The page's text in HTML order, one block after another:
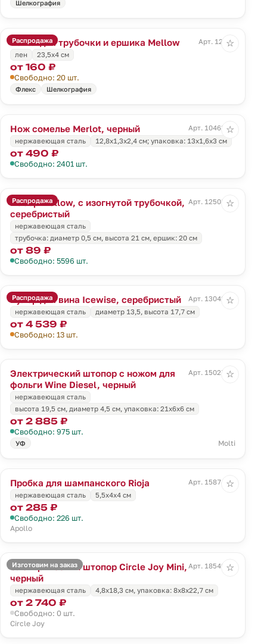
Шелкография
Распродажа
Чехол для трубочки и ершика Mellow
Арт. 12155
лен
23,5х4 см
от 160 ₽
Свободно: 20 шт.
Флекс Шелкография
☆
Нож сомелье Merlot, черный
Арт. 10463.30
нержавеющая сталь
12,8х1,3х2,4 см; упаковка: 13х1,6х3 см
от 490 ₽
Свободно: 2401 шт.
☆
Распродажа
Набор Mellow, с изогнутой трубочкой,
серебристый
Арт. 12508.00
нержавеющая сталь
трубочка: диаметр 0,5 см, высота 21 см, ершик: 20 см
от 89 ₽
Свободно: 5596 шт.
☆
Распродажа
Кулер для вина Icewise, серебристый
Арт. 13042.10
нержавеющая сталь
диаметр 13,5, высота 17,7 см
от 4 539 ₽
Свободно: 13 шт.
☆
Электрический штопор с ножом для
фольги Wine Diesel, черный
Арт. 15027.30
нержавеющая сталь
высота 19,5 см, диаметр 4,5 см, упаковка: 21х6х6 см
от 2 885 ₽
Свободно: 975 шт.
УФ Molti
☆
Пробка для шампанского Rioja
Арт. 15874.00
нержавеющая сталь
5,5х4х4 см
от 285 ₽
Свободно: 226 шт.
Apollo
☆
Изготовим на заказ
Электрический штопор Circle Joy Mini,
черный
Арт. 18549.30
нержавеющая сталь 4,8х18,3 см, упаковка: 8х8х22,7 см
от 2 740 ₽
Свободно: 0 шт.
Circle Joy
☆